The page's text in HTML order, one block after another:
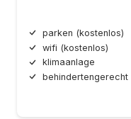
parken (kostenlos)
wifi (kostenlos)
klimaanlage
behindertengerecht